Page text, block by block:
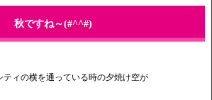
秋ですね～(#^^#)
ィの横を通っている時の夕焼け空が